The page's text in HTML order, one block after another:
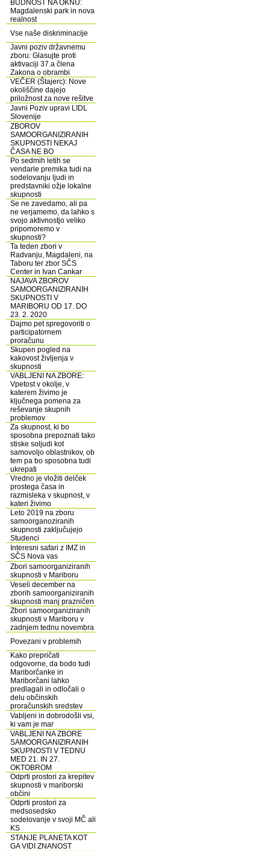
BUDNOST NA OKNU:
Magdalenski park in nova
realnost
Vse naše diskriminacije
Javni poziv državnemu
zboru: Glasujte proti
aktivaciji 37.a člena
Zakona o obrambi
VEČER (Štajerc): Nove
okoliščine dajejo
priložnost za nove rešitve
Javni Poziv upravi LIDL
Slovenije
ZBOROV
SAMOORGANIZIRANIH
SKUPNOSTI NEKAJ
ČASA NE BO
Po sedmih letih se
vendarle premika tudi na
sodelovanju ljudi in
predstavniki ožje lokalne
skupnosti
Se ne zavedamo, ali pa
ne verjamemo, da lahko s
svojo aktivnostjo veliko
pripomoremo v
skupnosti?
Ta teden zbori v
Radvanju, Magdaleni, na
Taboru ter zbor SČS
Center in Ivan Cankar
NAJAVA ZBOROV
SAMOORGANIZIRANIH
SKUPNOSTI V
MARIBORU OD 17. DO
23. 2. 2020
Dajmo pet spregovoriti o
participatornem
proračunu
Skupen pogled na
kakovost življenja v
skupnosti
VABLJENI NA ZBORE:
Vpetost v okolje, v
katerem živimo je
ključnega pomena za
reševanje skupnih
problemov
Za skupnost, ki bo
sposobna prepoznati tako
stiske soljudi kot
samovoljo oblastnikov, ob
tem pa bo sposobna tudi
ukrepati
Vredno je vložiti delček
prostega časa in
razmisleka v skupnost, v
kateri živimo
Leto 2019 na zboru
samoorganoziranih
skupnosti zaključujejo
Studenci
Interesni safari z IMZ in
SČS Nova vas
Zbori samoorganiziranih
skupnosti v Mariboru
Veseli december na
zborih samoorganiziranih
skupnosti manj prazničen
Zbori samoorganiziranih
skupnosti v Mariboru v
zadnjem tednu novembra
Povezani v problemih
Kako prepričati
odgovorne, da bodo tudi
Mariborčanke in
Mariborčani lahko
predlagali in odločali o
delu občinskih
proračunskih sredstev
Vabljeni in dobrodošli vsi,
ki vam je mar
VABLJENI NA ZBORE
SAMOORGANIZIRANIH
SKUPNOSTI V TEDNU
MED 21. IN 27.
OKTOBROM
Odprti prostori za krepitev
skupnosti v mariborski
občini
Odprti prostori za
medsosedsko
sodelovanje v svoji MČ ali
KS
STANJE PLANETA KOT
GA VIDI ZNANOST